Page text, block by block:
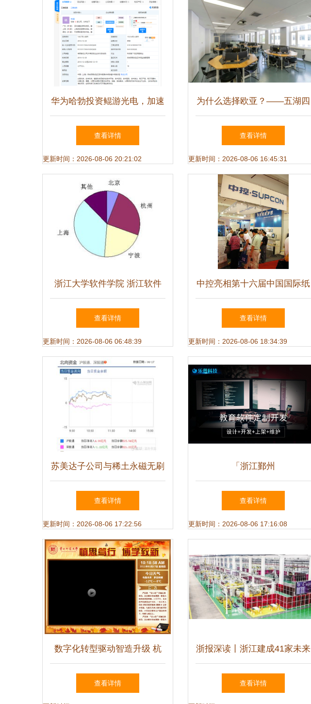
华为哈勃投资鲲游光电，加速
晶圆级光芯片在浙江软件开发
中的应用
查看详情
更新时间：2026-08-06 20:21:02
为什么选择欧亚？——五湖四
海的声音揭示浙江软件开发的
独特优势
查看详情
更新时间：2026-08-06 16:45:31
浙江大学软件学院 浙江软件
开发的领军力量
查看详情
更新时间：2026-08-06 06:48:39
中控亮相第十六届中国国际纸
浆造纸暨纸制品工业展览会
智能化赋能纸业新未来
查看详情
更新时间：2026-08-06 18:34:39
苏美达子公司与稀土永磁无刷
电机 赋能绿色制造的下一个
支点
查看详情
更新时间：2026-08-06 17:22:56
「浙江鄞州
查看详情
更新时间：2026-08-06 17:16:08
数字化转型驱动智造升级 杭
州数游工厂多媒体信息发布系
查看详情
浙报深读丨浙江建成41家未来
工厂，驱动生产方式与企业形
查看详情